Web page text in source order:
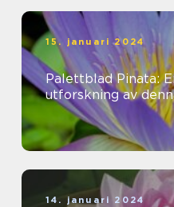
15. januari 2024
Palettblad Pinata:
utforskning av
14. januari 2024